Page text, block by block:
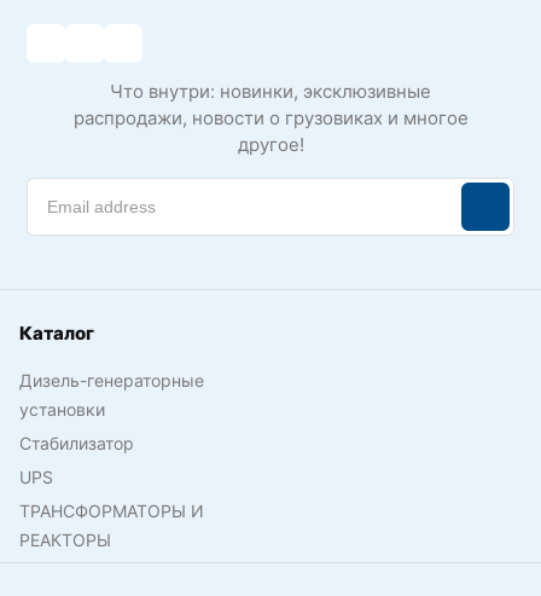
Что внутри: новинки, эксклюзивные
распродажи, новости о грузовиках и многое
другое!
Каталог
Дизель-генераторные
установки
Стабилизатор
UPS
ТРАНСФОРМАТОРЫ И
РЕАКТОРЫ